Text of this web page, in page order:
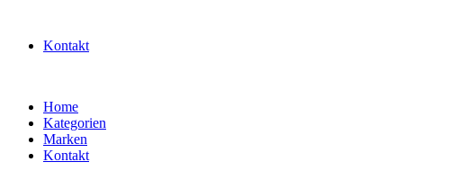
Kontakt
Home
Kategorien
Marken
Kontakt